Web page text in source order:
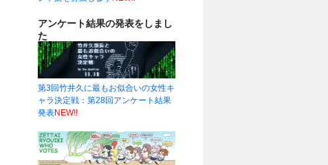
アンケート結果の発表をしまし
た
第3回竹井久に最もお似合いの女性キ
ャラ決定戦：第28回アンケート結果
発表NEW!!